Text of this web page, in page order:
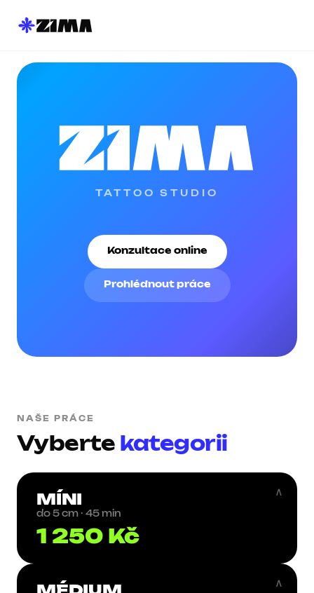
ZIMA Tattoo Studio Praha
TATTOO STUDIO
Konzultace online
Prohlédnout práce
NAŠE PRÁCE
Vyberte kategorii
MÍNI
do 5 cm · 45 min
1 250 Kč
∧
∧